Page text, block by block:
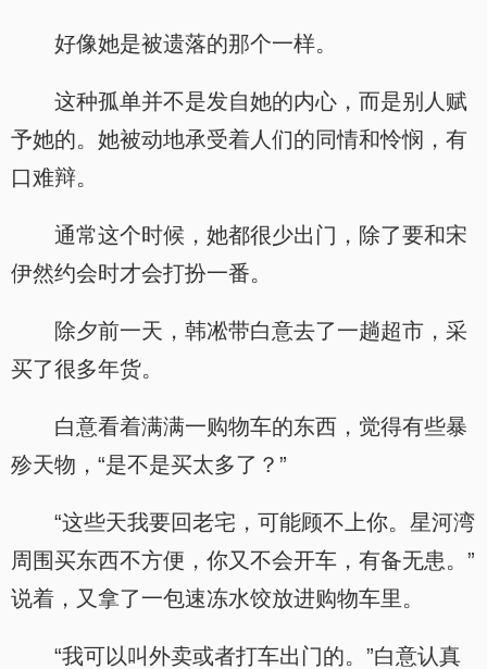
好像她是被遗落的那个一样。
这种孤单并不是发自她的内心，而是别人赋
予她的。她被动地承受着人们的同情和怜悯，有
口难辩。
通常这个时候，她都很少出门，除了要和宋
伊然约会时才会打扮一番。
除夕前一天，韩凇带白意去了一趟超市，采
买了很多年货。
白意看着满满一购物车的东西，觉得有些暴
殄天物，“是不是买太多了？”
“这些天我要回老宅，可能顾不上你。星河湾
周围买东西不方便，你又不会开车，有备无患。”
说着，又拿了一包速冻水饺放进购物车里。
“我可以叫外卖或者打车出门的。”白意认真